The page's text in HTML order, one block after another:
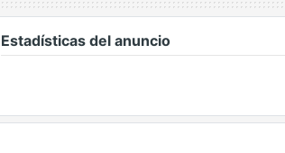
Estadísticas del anuncio